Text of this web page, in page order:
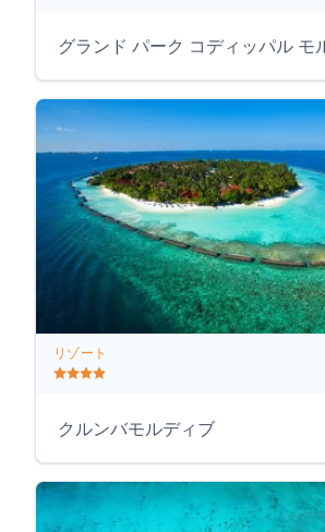
グランド パーク コディッパル モ
リゾート
クルンバモルディブ